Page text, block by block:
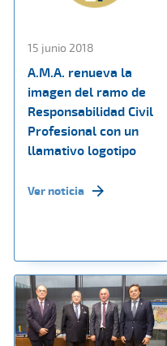
15 junio 2018
A.M.A. renueva la
imagen del ramo de
Responsabilidad Civil
Profesional con un
llamativo logotipo
Ver noticia